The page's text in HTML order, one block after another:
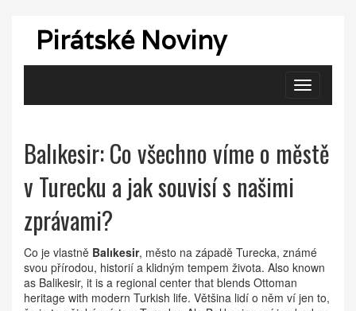
Pirátské Noviny
Zobrazit
navigaci
Balıkesir: Co všechno víme o městě
v Turecku a jak souvisí s našimi
zprávami?
Co je vlastně Balıkesir, město na západě Turecka, známé
svou přírodou, historií a klidným tempem života. Also known
as Balikesir, it is a regional center that blends Ottoman
heritage with modern Turkish life. Většina lidí o něm ví jen to,